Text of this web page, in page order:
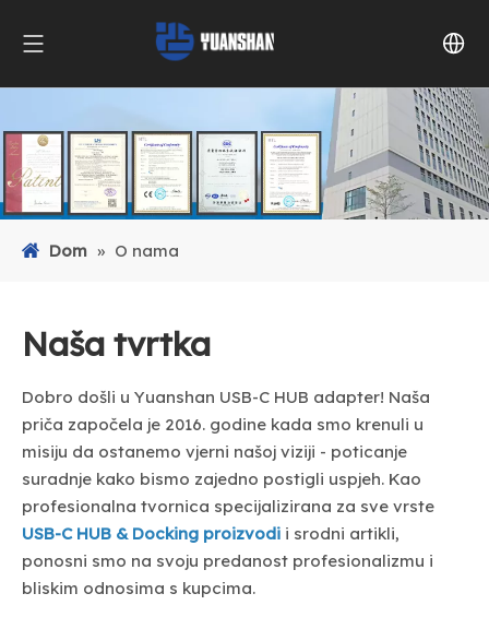
Dom » O nama
Naša tvrtka
Dobro došli u Yuanshan USB-C HUB adapter! Naša
priča započela je 2016. godine kada smo krenuli u
misiju da ostanemo vjerni našoj viziji - poticanje
suradnje kako bismo zajedno postigli uspjeh. Kao
profesionalna tvornica specijalizirana za sve vrste
USB-C HUB & Docking proizvodi i srodni artikli,
ponosni smo na svoju predanost profesionalizmu i
bliskim odnosima s kupcima.